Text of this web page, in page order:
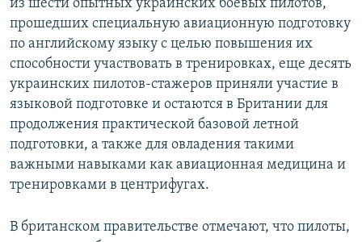
из шести опытных украинских боевых пилотов,
прошедших специальную авиационную подготовку
по английскому языку с целью повышения их
способности участвовать в тренировках, еще десять
украинских пилотов-стажеров приняли участие в
языковой подготовке и остаются в Британии для
продолжения практической базовой летной
подготовки, а также для овладения такими
важными навыками как авиационная медицина и
тренировками в центрифугах.
В британском правительстве отмечают, что пилоты,